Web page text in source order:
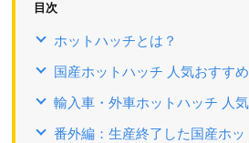
目次
ホットハッチとは？
国産ホットハッチ 人気おすす
輸入車・外車ホットハッチ 人
番外編：生産終了した国産ホ